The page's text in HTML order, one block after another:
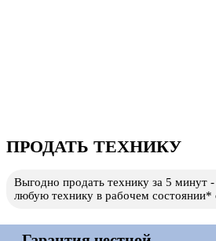
ПРОДАТЬ ТЕХНИКУ
Выгодно продать технику за 5 минут
любую технику в рабочем состоянии*